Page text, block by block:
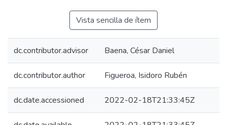
Vista sencilla de ítem
dc.contributor.advisor Baena, César Daniel
dc.contributor.author Figueroa, Isidoro Rubén
dc.date.accessioned 2022-02-18T21:33:45Z